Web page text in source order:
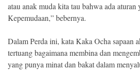
atau anak muda kita tau bahwa ada aturan
Kepemudaan,” bebernya.
Dalam Perda ini, kata Kaka Ocha sapaan
tertuang bagaimana membina dan
yang punya minat dan bakat dalam